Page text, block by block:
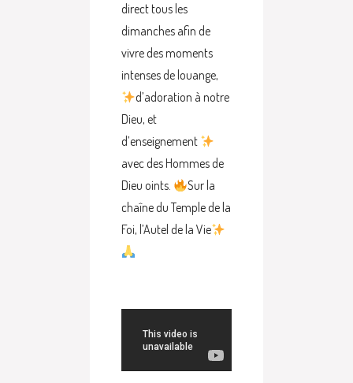
direct tous les
dimanches afin de
vivre des moments
intenses de louange,
d’adoration à notre
Dieu, et
d’enseignement
avec des Hommes de
Dieu oints.
Sur la
chaîne du Temple de la
Foi, l’Autel de la Vie